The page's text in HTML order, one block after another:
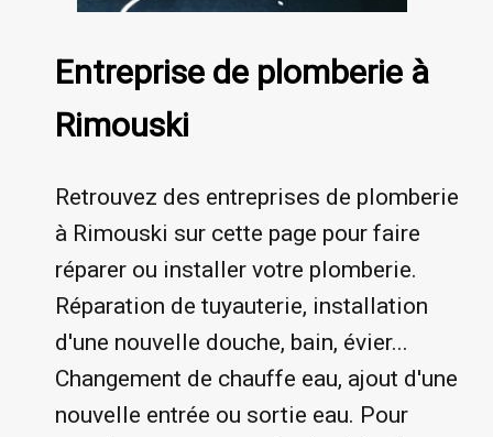
Entreprise de plomberie à
Rimouski
Retrouvez des entreprises de plomberie
à Rimouski sur cette page pour faire
réparer ou installer votre plomberie.
Réparation de tuyauterie, installation
d'une nouvelle douche, bain, évier...
Changement de chauffe eau, ajout d'une
nouvelle entrée ou sortie eau. Pour